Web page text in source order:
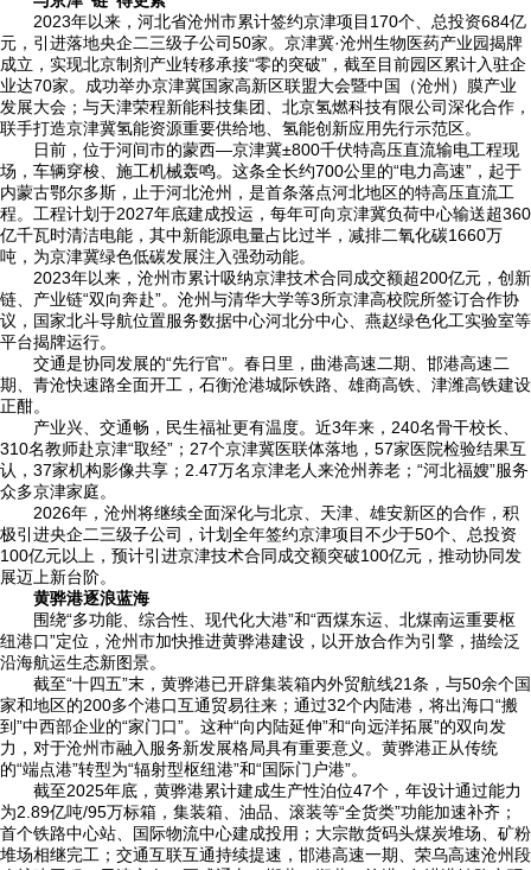
2023年以来，河北省沧州市累计签约京津项目170个、总投资684亿
元，引进落地央企二三级子公司50家。京津冀·沧州生物医药产业园揭牌
成立，实现北京制剂产业转移承接“零的突破”，截至目前园区累计入驻企
业达70家。成功举办京津冀国家高新区联盟大会暨中国（沧州）膜产业
发展大会；与天津荣程新能科技集团、北京氢燃科技有限公司深化合作，
联手打造京津冀氢能资源重要供给地、氢能创新应用先行示范区。
日前，位于河间市的蒙西—京津冀±800千伏特高压直流输电工程现
场，车辆穿梭、施工机械轰鸣。这条全长约700公里的“电力高速”，起于
内蒙古鄂尔多斯，止于河北沧州，是首条落点河北地区的特高压直流工
程。工程计划于2027年底建成投运，每年可向京津冀负荷中心输送超360
亿千瓦时清洁电能，其中新能源电量占比过半，减排二氧化碳1660万
吨，为京津冀绿色低碳发展注入强劲动能。
2023年以来，沧州市累计吸纳京津技术合同成交额超200亿元，创新
链、产业链“双向奔赴”。沧州与清华大学等3所京津高校院所签订合作协
议，国家北斗导航位置服务数据中心河北分中心、燕赵绿色化工实验室等
平台揭牌运行。
交通是协同发展的“先行官”。春日里，曲港高速二期、邯港高速二
期、青沧快速路全面开工，石衡沧港城际铁路、雄商高铁、津潍高铁建设
正酣。
产业兴、交通畅，民生福祉更有温度。近3年来，240名骨干校长、
310名教师赴京津“取经”；27个京津冀医联体落地，57家医院检验结果互
认，37家机构影像共享；2.47万名京津老人来沧州养老；“河北福嫂”服务
众多京津家庭。
2026年，沧州将继续全面深化与北京、天津、雄安新区的合作，积
极引进央企二三级子公司，计划全年签约京津项目不少于50个、总投资
100亿元以上，预计引进京津技术合同成交额突破100亿元，推动协同发
展迈上新台阶。
黄骅港逐浪蓝海
围绕“多功能、综合性、现代化大港”和“西煤东运、北煤南运重要枢
纽港口”定位，沧州市加快推进黄骅港建设，以开放合作为引擎，描绘泛
沿海航运生态新图景。
截至“十四五”末，黄骅港已开辟集装箱内外贸航线21条，与50余个国
家和地区的200多个港口互通贸易往来；通过32个内陆港，将出海口“搬
到”中西部企业的“家门口”。这种“向内陆延伸”和“向远洋拓展”的双向发
力，对于沧州市融入服务新发展格局具有重要意义。黄骅港正从传统
的“端点港”转型为“辐射型枢纽港”和“国际门户港”。
截至2025年底，黄骅港累计建成生产性泊位47个，年设计通过能力
为2.89亿吨/95万标箱，集装箱、油品、滚装等“全货类”功能加速补齐；
首个铁路中心站、国际物流中心建成投用；大宗散货码头煤炭堆场、矿粉
堆场相继完工；交通互联互通持续提速，邯港高速一期、荣乌高速沧州段